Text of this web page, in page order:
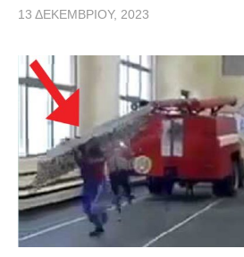
13 ΔΕΚΕΜΒΡΊΟΥ, 2023